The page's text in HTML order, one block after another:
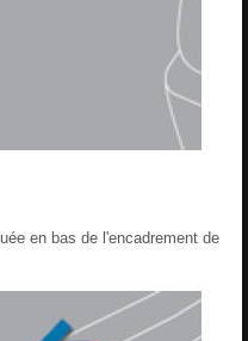
en bas de l'encadrement de